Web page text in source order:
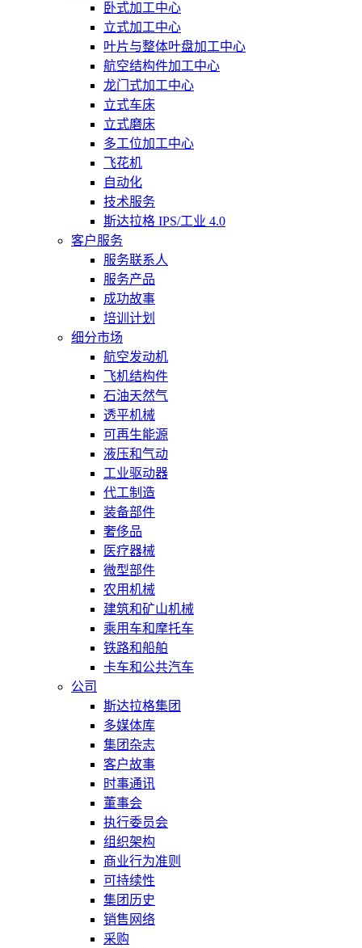
卧式加工中心
立式加工中心
叶片与整体叶盘加工中心
航空结构件加工中心
龙门式加工中心
立式车床
立式磨床
多工位加工中心
飞花机
自动化
技术服务
斯达拉格 IPS/工业 4.0
客户服务
服务联系人
服务产品
成功故事
培训计划
细分市场
航空发动机
飞机结构件
石油天然气
透平机械
可再生能源
液压和气动
工业驱动器
代工制造
装备部件
奢侈品
医疗器械
微型部件
农用机械
建筑和矿山机械
乘用车和摩托车
铁路和船舶
卡车和公共汽车
公司
斯达拉格集团
多媒体库
集团杂志
客户故事
时事通讯
董事会
执行委员会
组织架构
商业行为准则
可持续性
集团历史
销售网络
采购